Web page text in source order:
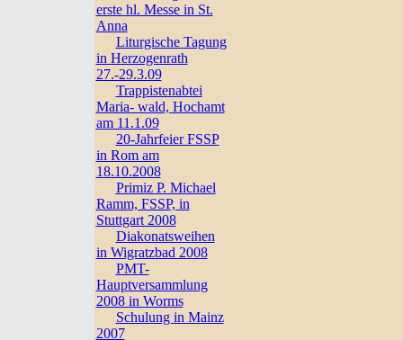
erste hl. Messe in St.
Anna
Liturgische Tagung
in Herzogenrath
27.-29.3.09
Trappistenabtei
Maria- wald, Hochamt
am 11.1.09
20-Jahrfeier FSSP
in Rom am
18.10.2008
Primiz P. Michael
Ramm, FSSP, in
Stuttgart 2008
Diakonatsweihen
in Wigratzbad 2008
PMT-
Hauptversammlung
2008 in Worms
Schulung in Mainz
2007